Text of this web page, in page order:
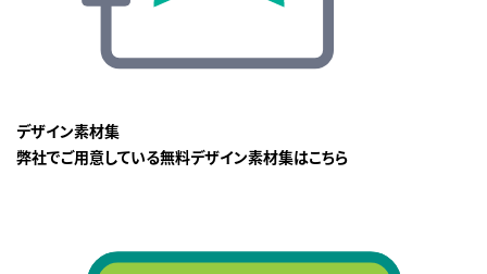
デザイン素材集
弊社でご用意している無料デザイン素材集はこちら